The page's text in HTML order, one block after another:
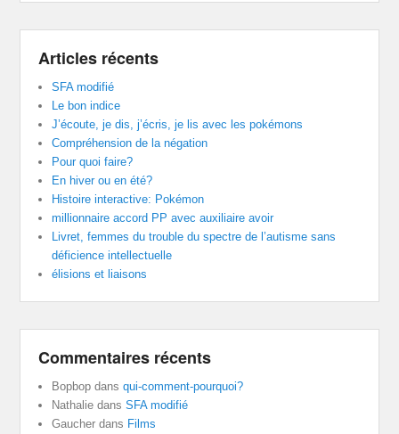
Articles récents
SFA modifié
Le bon indice
J’écoute, je dis, j’écris, je lis avec les pokémons
Compréhension de la négation
Pour quoi faire?
En hiver ou en été?
Histoire interactive: Pokémon
millionnaire accord PP avec auxiliaire avoir
Livret, femmes du trouble du spectre de l’autisme sans
déficience intellectuelle
élisions et liaisons
Commentaires récents
Bopbop dansqui-comment-pourquoi?
Nathalie dansSFA modifié
Gaucher dans Films